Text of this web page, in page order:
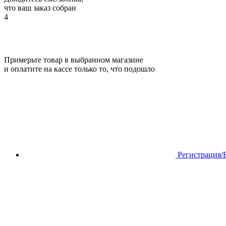
что ваш заказ собран
4
Примерьте товар в выбранном магазине
и оплатите на кассе только то, что подошло
Регистрация/